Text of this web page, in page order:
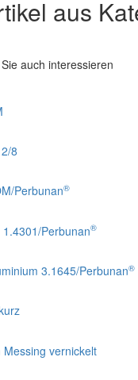
aus
auch interessieren
8
Perbunan®
Perbunan®
3.1645/Perbunan®
Messing vernickelt